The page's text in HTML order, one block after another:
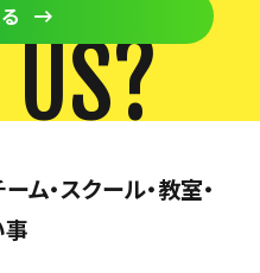
ム・スクール・教室・